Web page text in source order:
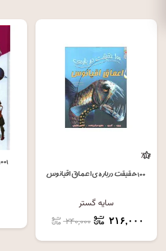
٪۱۰
۱۰۰ حقیقت درباره ی اعماق اقیانوس
سایه گستر
۲۱۶,۰۰۰ ۲۴۰,۰۰۰